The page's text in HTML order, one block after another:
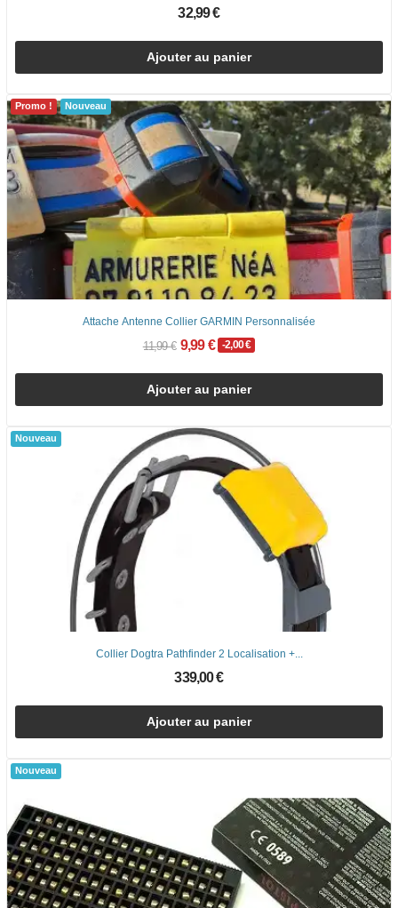
32,99 €
Ajouter au panier
Promo ! Nouveau
Attache Antenne Collier GARMIN Personnalisée
11,99 € 9,99 € -2,00 €
Ajouter au panier
Nouveau
Collier Dogtra Pathfinder 2 Localisation +...
339,00 €
Ajouter au panier
Nouveau